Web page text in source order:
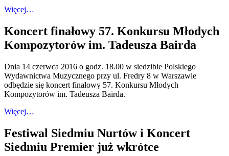
Więcej…
Koncert finałowy 57. Konkursu Młodych
Kompozytorów im. Tadeusza Bairda
Dnia 14 czerwca 2016 o godz. 18.00 w siedzibie Polskiego
Wydawnictwa Muzycznego przy ul. Fredry 8 w Warszawie
odbędzie się koncert finałowy 57. Konkursu Młodych
Kompozytorów im. Tadeusza Bairda.
Więcej…
Festiwal Siedmiu Nurtów i Koncert
Siedmiu Premier już wkrótce